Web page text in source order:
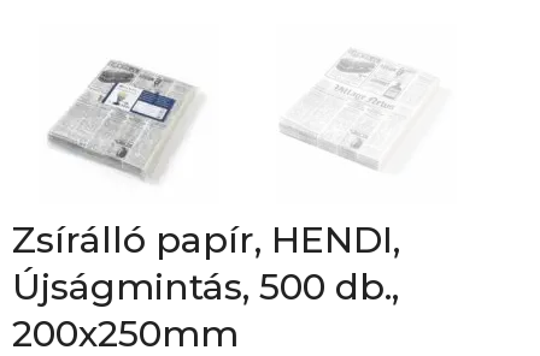
Zsírálló papír, HENDI,
Újságmintás, 500 db.,
200x250mm